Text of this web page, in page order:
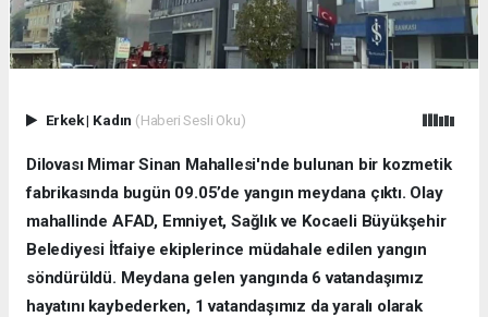
Erkek| Kadın (Haberi Sesli Oku)
Dilovası Mimar Sinan Mahallesi'nde bulunan bir kozmetik
fabrikasında bugün 09.05’de yangın meydana çıktı. Olay
mahallinde AFAD, Emniyet, Sağlık ve Kocaeli Büyükşehir
Belediyesi İtfaiye ekiplerince müdahale edilen yangın
söndürüldü. Meydana gelen yangında 6 vatandaşımız
hayatını kaybederken, 1 vatandaşımız da yaralı olarak